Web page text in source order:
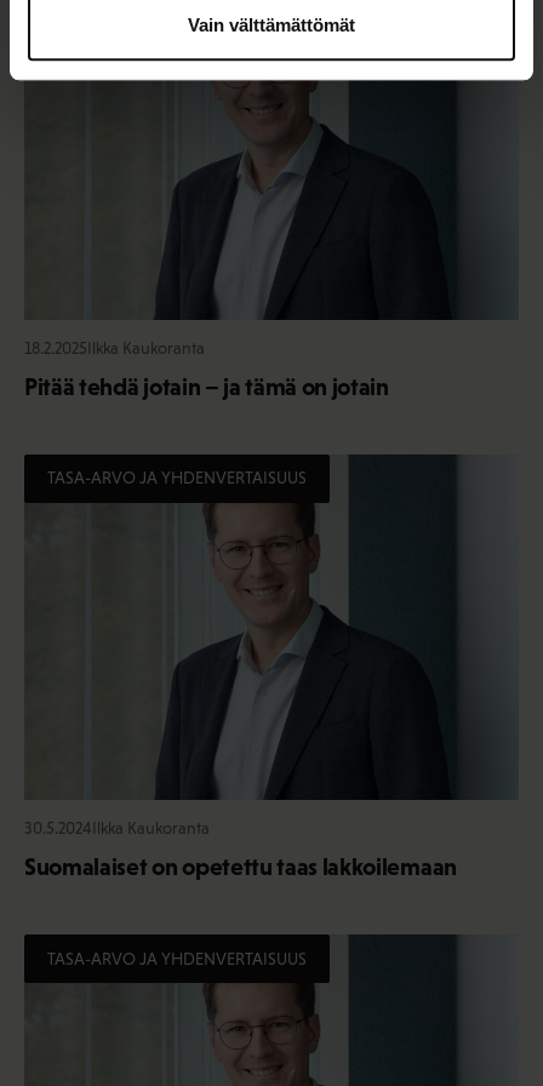
Vain välttämättömät
18.2.2025Ilkka Kaukoranta
Pitää tehdä jotain – ja tämä on jotain
TASA-ARVO JA YHDENVERTAISUUS
30.5.2024Ilkka Kaukoranta
Suomalaiset on opetettu taas lakkoilemaan
TASA-ARVO JA YHDENVERTAISUUS